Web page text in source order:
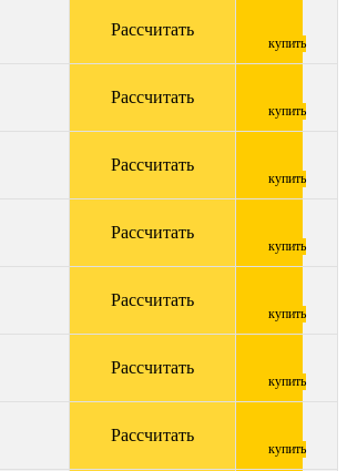
Рассчитать
купить
Рассчитать
купить
Рассчитать
купить
Рассчитать
купить
Рассчитать
купить
Рассчитать
купить
Рассчитать
купить